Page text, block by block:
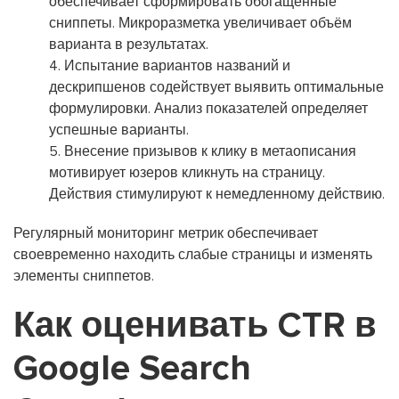
сниппеты. Микроразметка увеличивает объём
варианта в результатах.
Испытание вариантов названий и
дескрипшенов содействует выявить оптимальные
формулировки. Анализ показателей определяет
успешные варианты.
Внесение призывов к клику в метаописания
мотивирует юзеров кликнуть на страницу.
Действия стимулируют к немедленному действию.
Регулярный мониторинг метрик обеспечивает
своевременно находить слабые страницы и изменять
элементы сниппетов.
Как оценивать CTR в
Google Search